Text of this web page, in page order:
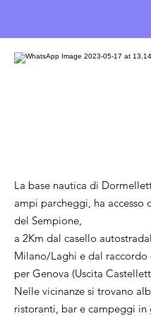
La base nautica di
ampi parcheggi, ha accesso
del Sempione,
a 2Km dal casello
Milano/Laghi e dal raccordo
per Genova (Uscita
Nelle vicinanze si trovano
ristoranti, bar e campeggi in